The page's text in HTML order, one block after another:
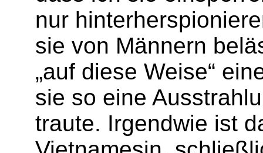
nur
sie von Männern
„auf diese Weise“
sie so eine
traute. Irgendwie ist